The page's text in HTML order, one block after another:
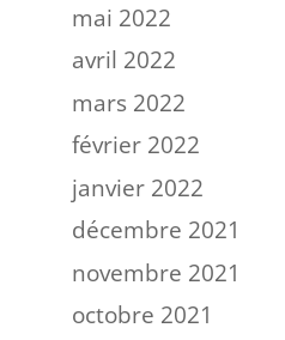
mai 2022
avril 2022
mars 2022
février 2022
janvier 2022
décembre 2021
novembre 2021
octobre 2021